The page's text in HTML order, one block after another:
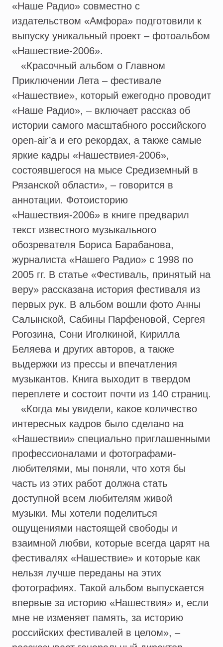
«Наше Радио» совместно с
издательством «Амфора» подготовили к
выпуску уникальный проект – фотоальбом
«Нашествие-2006».
«Красочный альбом о Главном
Приключении Лета – фестивале
«Нашествие», который ежегодно проводит
«Наше Радио», – включает рассказ об
истории самого масштабного российского
open-air’a и его рекордах, а также самые
яркие кадры «Нашествиея-2006»,
состоявшегося на мысе Средиземный в
Рязанской области», – говорится в
аннотации. Фотоисторию
«Нашествия-2006» в книге предварил
текст известного музыкального
обозревателя Бориса Барабанова,
журналиста «Нашего Радио» с 1998 по
2005 гг. В статье «Фестиваль, принятый на
веру» рассказана история фестиваля из
первых рук. В альбом вошли фото Анны
Салынской, Сабины Парфеновой, Сергея
Рогозина, Сони Иголкиной, Кирилла
Беляева и других авторов, а также
выдержки из прессы и впечатления
музыкантов. Книга выходит в твердом
переплете и состоит почти из 140 страниц.
«Когда мы увидели, какое количество
интересных кадров было сделано на
«Нашествии» специально приглашенными
профессионалами и фотографами-
любителями, мы поняли, что хотя бы
часть из этих работ должна стать
доступной всем любителям живой
музыки. Мы хотели поделиться
ощущениями настоящей свободы и
взаимной любви, которые всегда царят на
фестивалях «Нашествие» и которые как
нельзя лучше переданы на этих
фотографиях. Такой альбом выпускается
впервые за историю «Нашествия» и, если
мне не изменяет память, за историю
российских фестивалей в целом», –